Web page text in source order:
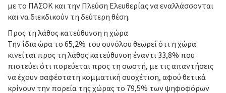
με το ΠΑΣΟΚ και την Πλεύση Ελευθερίας να εναλλάσσονται
και να διεκδικούν τη δεύτερη θέση.
Προς τη λάθος κατεύθυνση η χώρα
Την ίδια ώρα το 65,2% του συνόλου θεωρεί ότι η χώρα
κινείται προς τη λάθος κατεύθυνση έναντι 33,8% που
πιστεύει ότι πορεύεται προς τη σωστή, με τις απαντήσεις
να έχουν σαφέστατη κομματική συσχέτιση, αφού θετικά
κρίνουν την πορεία της χώρας το 79,5% των ψηφοφόρων